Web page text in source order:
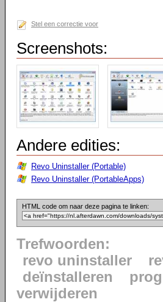
Stel een correctie voor
Screenshots:
Andere edities:
Revo Uninstaller (Portable)
Revo Uninstaller (PortableApps)
HTML code om naar deze pagina te linken:
Trefwoorden:
revo uninstaller
deïnstalleren
verwijderen